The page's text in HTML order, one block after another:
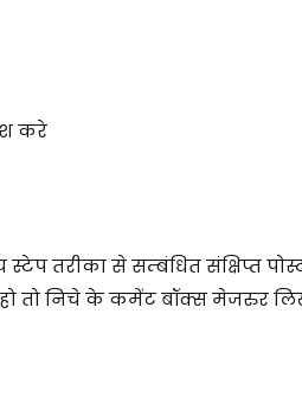
करे
तरीका से सम्बंधित संक्षिप्त
तो निचे के कमेंट बॉक्स मेजरुर